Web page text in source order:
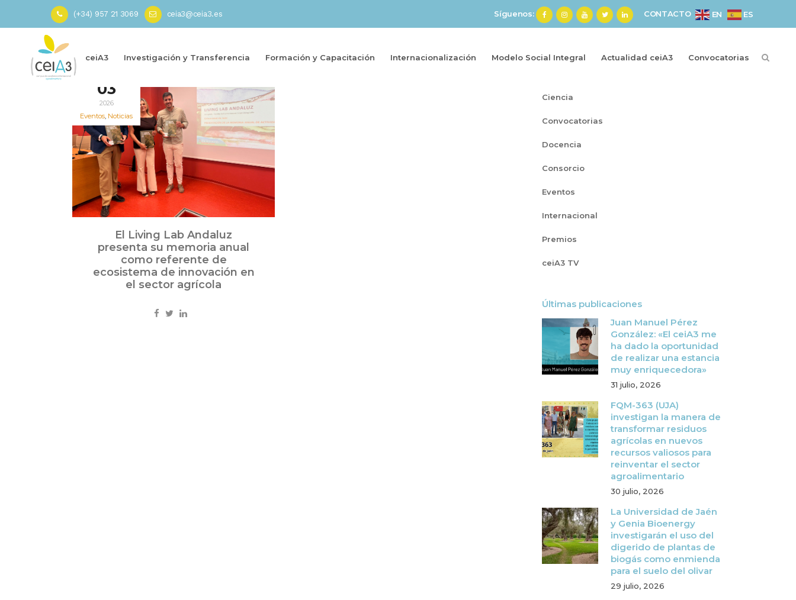
(+34) 957 21 3069 ceia3@ceia3.es Síguenos: CONTACTO EN ES
ceiA3 Investigación y Transferencia Formación y Capacitación Internacionalización Modelo Social Integral Actualidad ceiA3 Convocatorias
Inicio»ecosistema de innovación
03
2026
Eventos, Noticias
El Living Lab Andaluz
presenta su memoria anual
como referente de
ecosistema de innovación en
el sector agrícola
Ciencia
Convocatorias
Docencia
Consorcio
Eventos
Internacional
Premios
ceiA3 TV
Últimas publicaciones
Juan Manuel Pérez
González: «El ceiA3 me
ha dado la oportunidad
de realizar una estancia
muy enriquecedora»
31 julio, 2026
FQM-363 (UJA)
investigan la manera de
transformar residuos
agrícolas en nuevos
recursos valiosos para
reinventar el sector
agroalimentario
30 julio, 2026
La Universidad de Jaén
y Genia Bioenergy
investigarán el uso del
digerido de plantas de
biogás como enmienda
para el suelo del olivar
29 julio, 2026